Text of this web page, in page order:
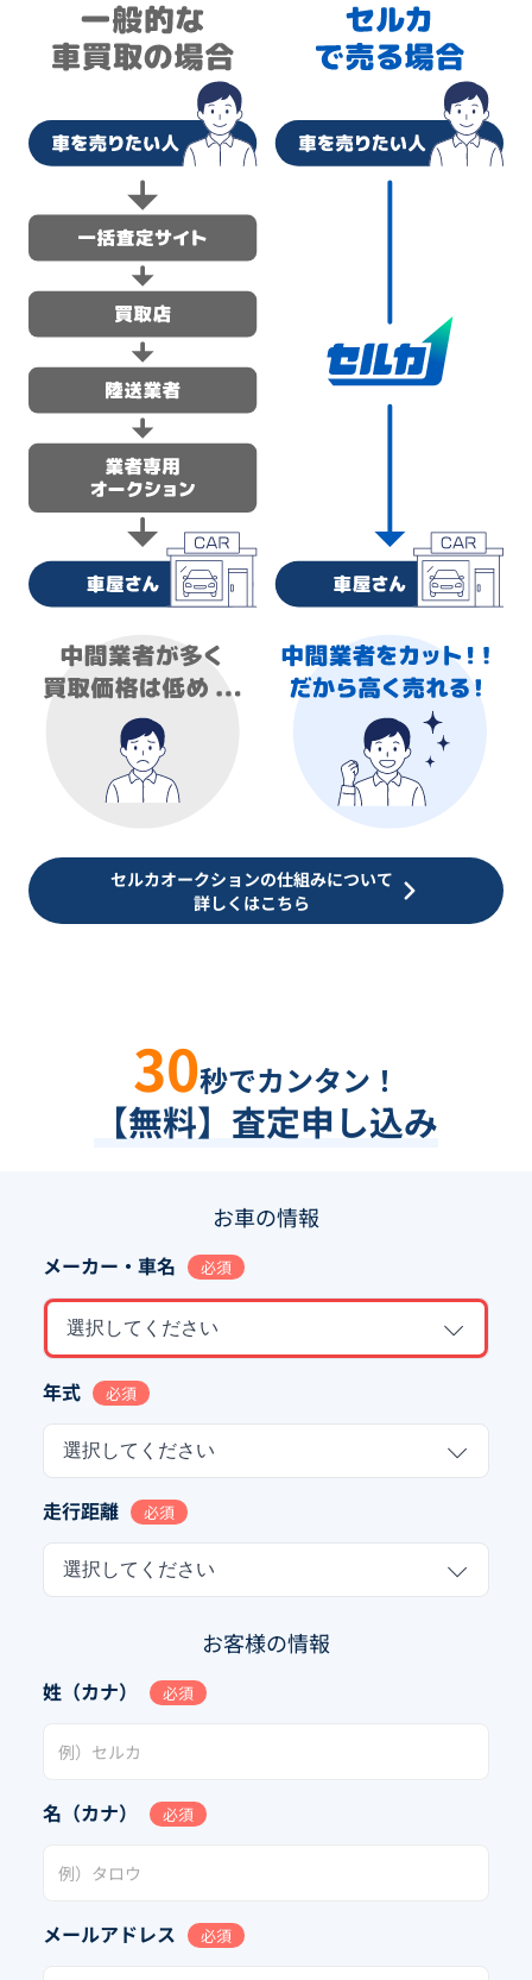
セルカオークションの仕組みについて
詳しくはこちら
30秒でカンタン！
【無料】査定申し込み
お車の情報
メーカー・車名 必須
選択してください
年式 必須
選択してください
走行距離 必須
選択してください
お客様の情報
姓（カナ） 必須
名（カナ） 必須
メールアドレス 必須